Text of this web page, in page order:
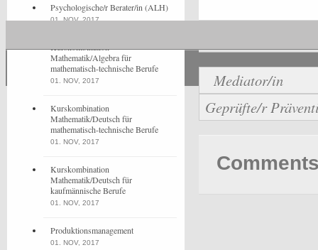
Mediator/in
Geprüfte/r
Psychologische/r Berater/in (ALH)
01. NOV, 2017
Kurskombination
Mathematik/Algebra für
mathematisch-technische Berufe
01. NOV, 2017
Kurskombination
Mathematik/Deutsch für
mathematisch-technische Berufe
01. NOV, 2017
Kurskombination
Mathematik/Deutsch für
kaufmännische Berufe
01. NOV, 2017
Produktionsmanagement
01. NOV, 2017